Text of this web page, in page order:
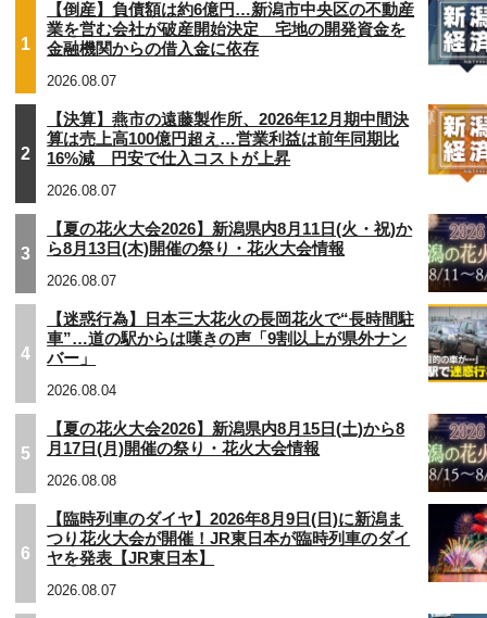
1
【倒産】負債額は約6億円…新潟市中央区の不動産
業を営む会社が破産開始決定 宅地の開発資金を
金融機関からの借入金に依存
2026.08.07
2
【決算】燕市の遠藤製作所、2026年12月期中間決
算は売上高100億円超え…営業利益は前年同期比
16%減 円安で仕入コストが上昇
2026.08.07
3
【夏の花火大会2026】新潟県内8月11日(火・祝)か
ら8月13日(木)開催の祭り・花火大会情報
2026.08.07
4
【迷惑行為】日本三大花火の長岡花火で“長時間駐
車”…道の駅からは嘆きの声「9割以上が県外ナン
バー」
2026.08.04
5
【夏の花火大会2026】新潟県内8月15日(土)から8
月17日(月)開催の祭り・花火大会情報
2026.08.08
6
【臨時列車のダイヤ】2026年8月9日(日)に新潟ま
つり花火大会が開催！JR東日本が臨時列車のダイ
ヤを発表【JR東日本】
2026.08.07